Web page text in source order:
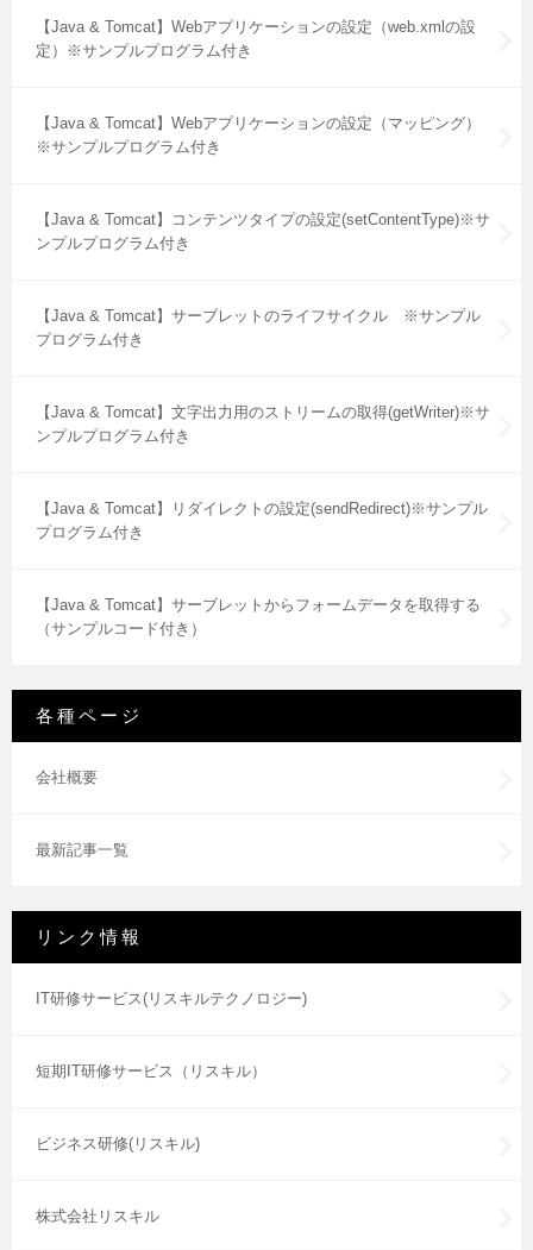
【Java & Tomcat】Webアプリケーションの設定（web.xmlの設
定）※サンプルプログラム付き
【Java & Tomcat】Webアプリケーションの設定（マッピング）
※サンプルプログラム付き
【Java & Tomcat】コンテンツタイプの設定(setContentType)※サ
ンプルプログラム付き
【Java & Tomcat】サーブレットのライフサイクル ※サンプル
プログラム付き
【Java & Tomcat】文字出力用のストリームの取得(getWriter)※サ
ンプルプログラム付き
【Java & Tomcat】リダイレクトの設定(sendRedirect)※サンプル
プログラム付き
【Java & Tomcat】サーブレットからフォームデータを取得する
（サンプルコード付き）
各種ページ
会社概要
最新記事一覧
リンク情報
IT研修サービス(リスキルテクノロジー)
短期IT研修サービス（リスキル）
ビジネス研修(リスキル)
株式会社リスキル